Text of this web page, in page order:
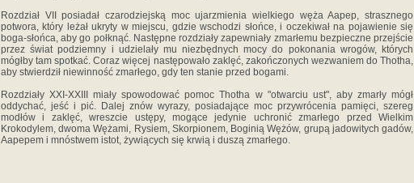
Rozdział VII posiadał czarodziejską moc ujarzmienia wielkiego węża Aapep, strasznego
potwora, który leżał ukryty w miejscu, gdzie wschodzi słońce, i oczekiwał na pojawienie się
boga-słońca, aby go połknąć. Następne rozdziały zapewniały zmarłemu bezpieczne przejście
przez świat podziemny i udzielały mu niezbędnych mocy do pokonania wrogów, których
mógłby tam spotkać. Coraz więcej następowało zaklęć, zakończonych wezwaniem do Thotha,
aby stwierdził niewinność zmarłego, gdy ten stanie przed bogami.
Rozdziały XXI-XXIII miały spowodować pomoc Thotha w "otwarciu ust", aby zmarły mógł
oddychać, jeść i pić. Dalej znów wyrazy, posiadające moc przywrócenia pamięci, szereg
modłów i zaklęć, wreszcie ustępy, mogące jedynie uchronić zmarłego przed Wielkim
Krokodylem, dwoma Wężami, Rysiem, Skorpionem, Boginią Wężów, grupą jadowitych gadów,
Aapepem i mnóstwem istot, żywiących się krwią i duszą zmarłego.